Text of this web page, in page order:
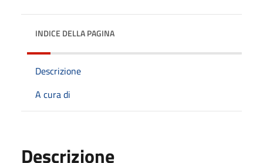
INDICE DELLA PAGINA
Descrizione
A cura di
Descrizione